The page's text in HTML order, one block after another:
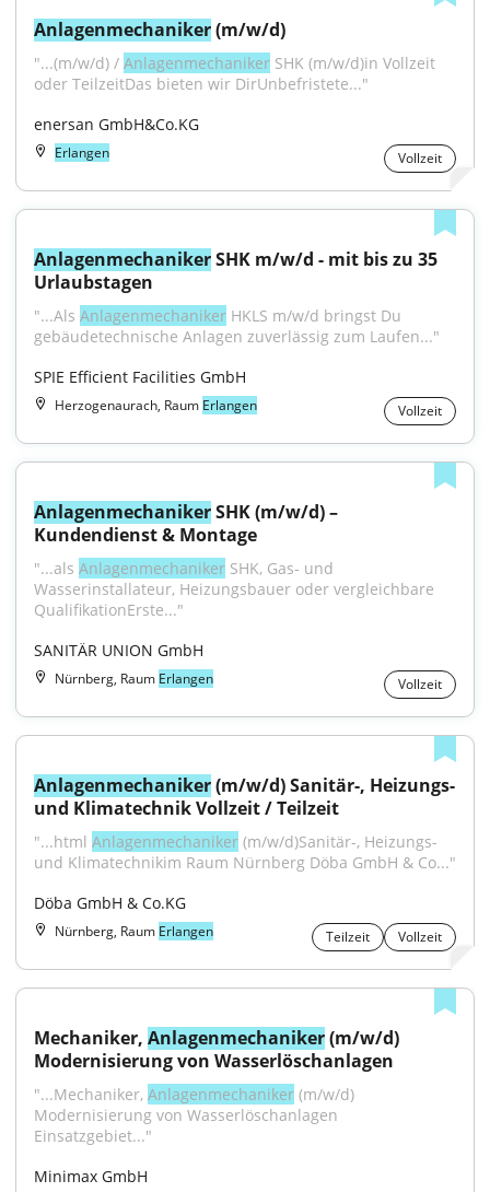
Anlagenmechaniker (m/w/d)
"...(m/w/d) / Anlagenmechaniker SHK (m/w/d)in Vollzeit
oder TeilzeitDas bieten wir DirUnbefristete..."
enersan GmbH&Co.KG
Erlangen Vollzeit
Anlagenmechaniker SHK m/w/d - mit bis zu 35
Urlaubstagen
"...Als Anlagenmechaniker HKLS m/w/d bringst Du
gebäudetechnische Anlagen zuverlässig zum Laufen..."
SPIE Efficient Facilities GmbH
Herzogenaurach, Raum Erlangen Vollzeit
Anlagenmechaniker SHK (m/w/d) –
Kundendienst & Montage
"...als Anlagenmechaniker SHK, Gas- und
Wasserinstallateur, Heizungsbauer oder vergleichbare
QualifikationErste..."
SANITÄR UNION GmbH
Nürnberg, Raum Erlangen Vollzeit
Anlagenmechaniker (m/w/d) Sanitär-, Heizungs-
und Klimatechnik Vollzeit / Teilzeit
"...html Anlagenmechaniker (m/w/d)Sanitär-, Heizungs-
und Klimatechnikim Raum Nürnberg Döba GmbH & Co..."
Döba GmbH & Co.KG
Nürnberg, Raum Erlangen Teilzeit Vollzeit
Mechaniker, Anlagenmechaniker (m/w/d)
Modernisierung von Wasserlöschanlagen
"...Mechaniker, Anlagenmechaniker (m/w/d)
Modernisierung von Wasserlöschanlagen
Einsatzgebiet..."
Minimax GmbH